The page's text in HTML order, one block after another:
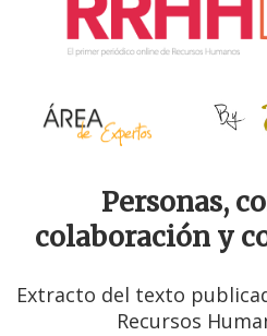
Personas,
colaboración y
Extracto del texto
Recursos